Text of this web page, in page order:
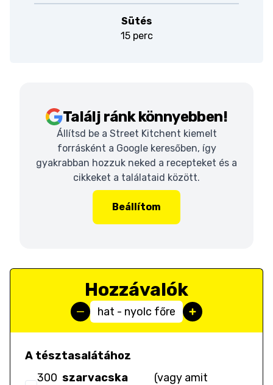
Sütés
15 perc
Találj ránk könnyebben!
Állítsd be a Street Kitchent kiemelt
forrásként a Google keresőben, így
gyakrabban hozzuk neked a recepteket és a
cikkeket a találataid között.
Beállítom
Hozzávalók
hat - nyolc főre
A tésztasalátához
300 szarvacska
(vagy amit